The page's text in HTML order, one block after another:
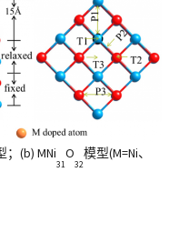
；(b) MNi
31
O
32
模型(M=Ni、